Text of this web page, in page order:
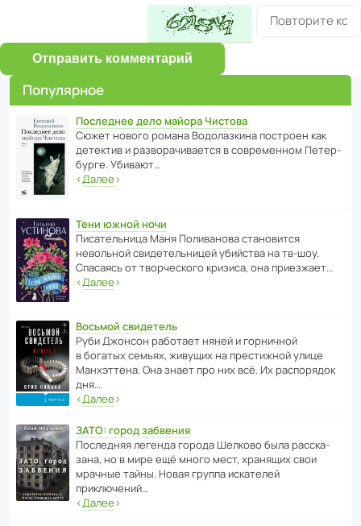
Отправить комментарий
Популярное
Последнее дело майора Чистова
Сюжет нового романа Водо­ла­з­кина пост­роен как
дете­ктив и разво­ра­чи­ва­ется в совре­менном Пете­р­
бурге. Убивают…
‹Далее›
Тени южной ночи
Писа­тель­ница Маня Поли­ва­нова стано­вится
невольной свиде­тель­ницей убийства на тв-шоу.
Спасаясь от твор­че­с­кого кризиса, она приезжает…
‹Далее›
Восьмой свидетель
Руби Джонсон рабо­тает няней и горни­чной
в богатых семьях, живущих на прес­ти­жной улице
Манх­эт­тена. Она знает про них всё. Их распо­рядок
дня…
‹Далее›
ЗАТО: город забвения
После­дняя легенда города Шелково была расска­
зана, но в мире ещё много мест, хранящих свои
мрачные тайны. Новая группа иска­телей
приключений…
‹Далее›